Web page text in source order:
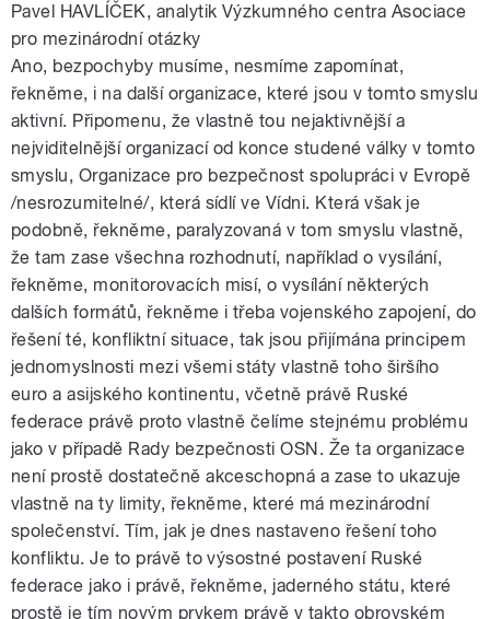
Pavel HAVLÍČEK, analytik Výzkumného centra Asociace
pro mezinárodní otázky
Ano, bezpochyby musíme, nesmíme zapomínat,
řekněme, i na další organizace, které jsou v tomto smyslu
aktivní. Připomenu, že vlastně tou nejaktivnější a
nejviditelnější organizací od konce studené války v tomto
smyslu, Organizace pro bezpečnost spolupráci v Evropě
/nesrozumitelné/, která sídlí ve Vídni. Která však je
podobně, řekněme, paralyzovaná v tom smyslu vlastně,
že tam zase všechna rozhodnutí, například o vysílání,
řekněme, monitorovacích misí, o vysílání některých
dalších formátů, řekněme i třeba vojenského zapojení, do
řešení té, konfliktní situace, tak jsou přijímána principem
jednomyslnosti mezi všemi státy vlastně toho širšího
euro a asijského kontinentu, včetně právě Ruské
federace právě proto vlastně čelíme stejnému problému
jako v případě Rady bezpečnosti OSN. Že ta organizace
není prostě dostatečně akceschopná a zase to ukazuje
vlastně na ty limity, řekněme, které má mezinárodní
společenství. Tím, jak je dnes nastaveno řešení toho
konfliktu. Je to právě to výsostné postavení Ruské
federace jako i právě, řekněme, jaderného státu, které
prostě je tím novým prvkem právě v takto obrovském